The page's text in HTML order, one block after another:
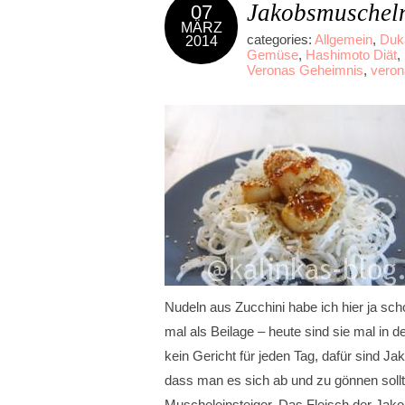
07
MÄRZ
2014
categories: Allgemein,
Gemüse, Hashimoto Diät,
Veronas Geheimnis,
Nudeln aus Zucchini habe ich hier ja
mal als Beilage – heute sind sie mal in
kein Gericht für jeden Tag, dafür sind
dass man es sich ab und zu gönnen